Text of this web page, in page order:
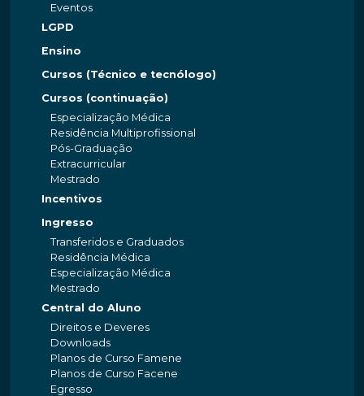
Eventos
LGPD
Ensino
Cursos (Técnico e tecnólogo)
Cursos (continuação)
Especialização Médica
Residência Multiprofissional
Pós-Graduação
Extracurricular
Mestrado
Incentivos
Ingresso
Transferidos e Graduados
Residência Médica
Especialização Médica
Mestrado
Central do Aluno
Direitos e Deveres
Downloads
Planos de Curso Famene
Planos de Curso Facene
Egresso